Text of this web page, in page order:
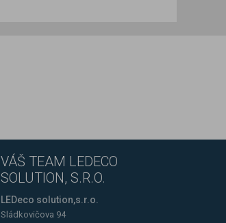
VÁŠ TEAM LEDECO
SOLUTION, S.R.O.
LEDeco solution,s.r.o.
Sládkovičova 94